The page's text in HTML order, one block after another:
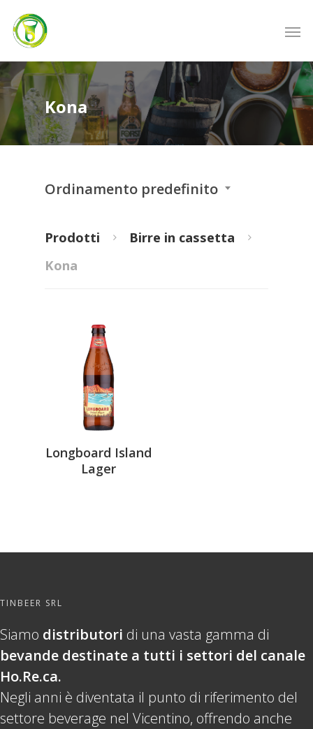
Kona
Ordinamento predefinito
Prodotti
Birre in cassetta
Kona
Longboard Island
Lager
TINBEER SRL
Siamo distributori di una vasta gamma di
bevande destinate a tutti i settori del canale
Ho.Re.ca.
Negli anni è diventata il punto di riferimento del
settore beverage nel Vicentino, offrendo anche